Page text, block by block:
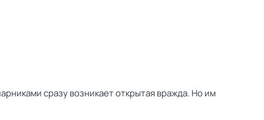
сразу возникает открытая вражда. Но им